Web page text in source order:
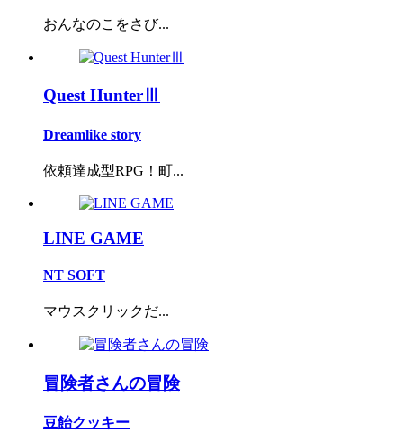
おんなのこをさび...
Quest HunterⅢ
Dreamlike story
依頼達成型RPG！町...
LINE GAME
NT SOFT
マウスクリックだ...
冒険者さんの冒険
豆飴クッキー